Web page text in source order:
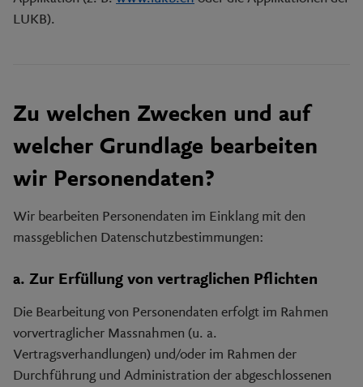
LUKB).
Zu welchen Zwecken und auf
welcher Grundlage bearbeiten
wir Personendaten?
Wir bearbeiten Personendaten im Einklang mit den
massgeblichen Datenschutzbestimmungen:
a. Zur Erfüllung von vertraglichen Pflichten
Die Bearbeitung von Personendaten erfolgt im Rahmen
vorvertraglicher Massnahmen (u. a.
Vertragsverhandlungen) und/oder im Rahmen der
Durchführung und Administration der abgeschlossenen